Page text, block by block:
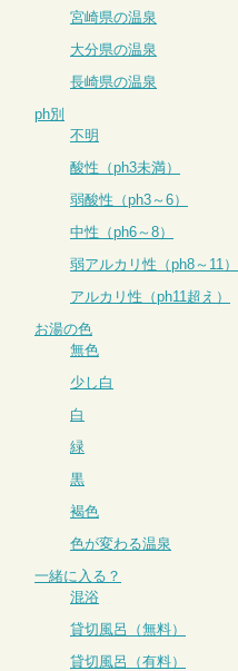
宮崎県の温泉
大分県の温泉
長崎県の温泉
ph別
不明
酸性（ph3未満）
弱酸性（ph3～6）
中性（ph6～8）
弱アルカリ性（ph8～11）
アルカリ性（ph11超え）
お湯の色
無色
少し白
白
緑
黒
褐色
色が変わる温泉
一緒に入る？
混浴
貸切風呂（無料）
貸切風呂（有料）